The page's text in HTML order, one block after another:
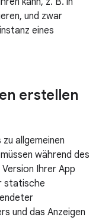
und zwar
eines
erstellen
allgemeinen
während des
Ihrer App
statische
und das Anzeigen